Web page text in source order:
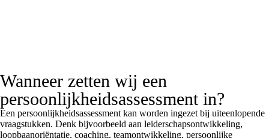
Wanneer zetten wij een
persoonlijkheidsassessment in?
Een persoonlijkheidsassessment kan worden ingezet bij uiteenlopende
vraagstukken. Denk bijvoorbeeld aan leiderschapsontwikkeling,
loopbaanoriëntatie, coaching, teamontwikkeling, persoonlijke